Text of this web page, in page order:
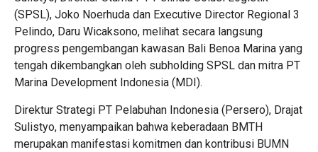
(SPSL), Joko Noerhuda dan Executive Director Regional 3
Pelindo, Daru Wicaksono, melihat secara langsung
progress pengembangan kawasan Bali Benoa Marina yang
tengah dikembangkan oleh subholding SPSL dan mitra PT
Marina Development Indonesia (MDI).
Direktur Strategi PT Pelabuhan Indonesia (Persero), Drajat
Sulistyo, menyampaikan bahwa keberadaan BMTH
merupakan manifestasi komitmen dan kontribusi BUMN